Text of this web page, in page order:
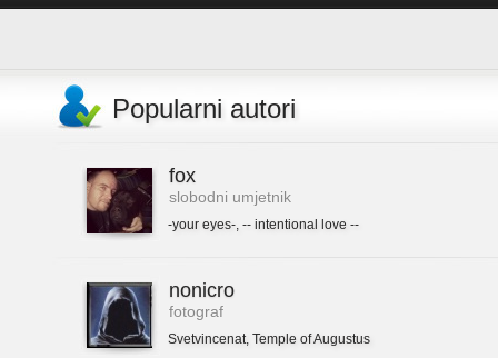
Popularni autori
fox
slobodni umjetnik
-your eyes-, -- intentional love --
nonicro
fotograf
Svetvincenat, Temple of Augustus